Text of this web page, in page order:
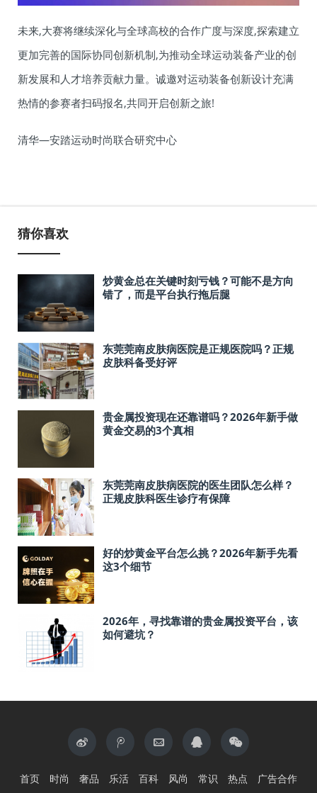
未来,大赛将继续深化与全球高校的合作广度与深度,探索建立
更加完善的国际协同创新机制,为推动全球运动装备产业的创
新发展和人才培养贡献力量。诚邀对运动装备创新设计充满
热情的参赛者扫码报名,共同开启创新之旅!
清华—安踏运动时尚联合研究中心
猜你喜欢
炒黄金总在关键时刻亏钱？可能不是方向
错了，而是平台执行拖后腿
东莞莞南皮肤病医院是正规医院吗？正规
皮肤科备受好评
贵金属投资现在还靠谱吗？2026年新手做
黄金交易的3个真相
东莞莞南皮肤病医院的医生团队怎么样？
正规皮肤科医生诊疗有保障
好的炒黄金平台怎么挑？2026年新手先看
这3个细节
2026年，寻找靠谱的贵金属投资平台，该
如何避坑？
首页 时尚 奢品 乐活 百科 风尚 常识 热点 广告合作